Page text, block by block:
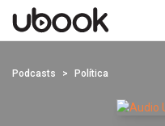
Podcasts Política